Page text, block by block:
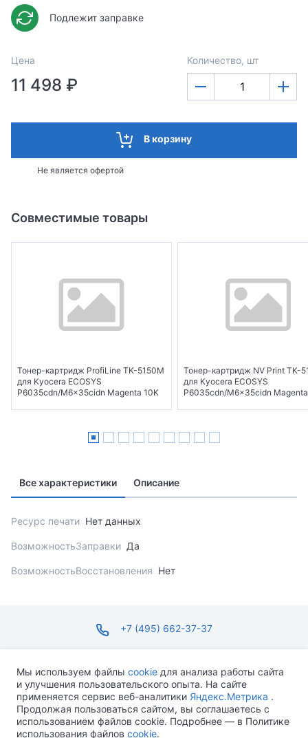
Подлежит заправке
Цена
11 498 ₽
Количество, шт
В корзину
Не является офертой
Совместимые товары
Тонер-картридж ProfiLine TK-5150M
для Kyocera ECOSYS
P6035cdn/M6x35cidn Magenta 10K
Тонер-картридж NV Print TK-
для Kyocera ECOSYS
P6035cdn/M6x35cidn
Все характеристики Описание
Ресурс печати Нет данных
ВозможностьЗаправки Да
ВозможностьВосстановления Нет
+7 (495) 662-37-37
ПН-ПТ С 09:00 ДО 18:00 СБ-ВС ВЫХОДНОЙ
Мы используем файлы cookie для анализа работы сайта
и улучшения пользовательского опыта. На сайте
применяется сервис веб-аналитики Яндекс.Метрика .
Продолжая пользоваться сайтом, вы соглашаетесь с
использованием файлов cookie. Подробнее — в Политике
использования файлов cookie.